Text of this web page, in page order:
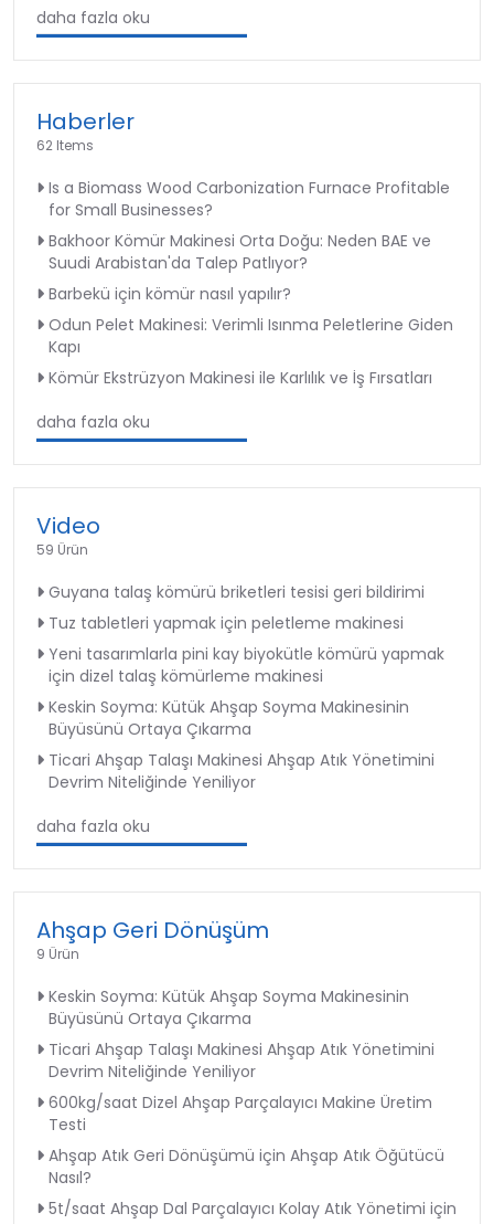
daha fazla oku
Haberler
62 Items
Is a Biomass Wood Carbonization Furnace Profitable
for Small Businesses?
Bakhoor Kömür Makinesi Orta Doğu: Neden BAE ve
Suudi Arabistan'da Talep Patlıyor?
Barbekü için kömür nasıl yapılır?
Odun Pelet Makinesi: Verimli Isınma Peletlerine Giden
Kapı
Kömür Ekstrüzyon Makinesi ile Karlılık ve İş Fırsatları
daha fazla oku
Video
59 Ürün
Guyana talaş kömürü briketleri tesisi geri bildirimi
Tuz tabletleri yapmak için peletleme makinesi
Yeni tasarımlarla pini kay biyokütle kömürü yapmak
için dizel talaş kömürleme makinesi
Keskin Soyma: Kütük Ahşap Soyma Makinesinin
Büyüsünü Ortaya Çıkarma
Ticari Ahşap Talaşı Makinesi Ahşap Atık Yönetimini
Devrim Niteliğinde Yeniliyor
daha fazla oku
Ahşap Geri Dönüşüm
9 Ürün
Keskin Soyma: Kütük Ahşap Soyma Makinesinin
Büyüsünü Ortaya Çıkarma
Ticari Ahşap Talaşı Makinesi Ahşap Atık Yönetimini
Devrim Niteliğinde Yeniliyor
600kg/saat Dizel Ahşap Parçalayıcı Makine Üretim
Testi
Ahşap Atık Geri Dönüşümü için Ahşap Atık Öğütücü
Nasıl?
5t/saat Ahşap Dal Parçalayıcı Kolay Atık Yönetimi için